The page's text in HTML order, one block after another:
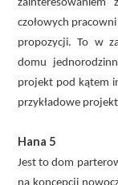
czołowych
propozycji. To w
domu
projekt pod kątem
przykładowe
Hana 5
Jest to dom